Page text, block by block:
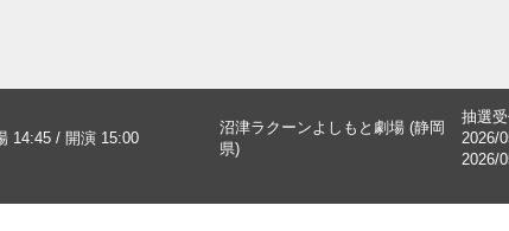
14:45 / 開演 15:00
沼津ラクーンよしもと劇場 (静岡
県)
抽選
2026/
2026/